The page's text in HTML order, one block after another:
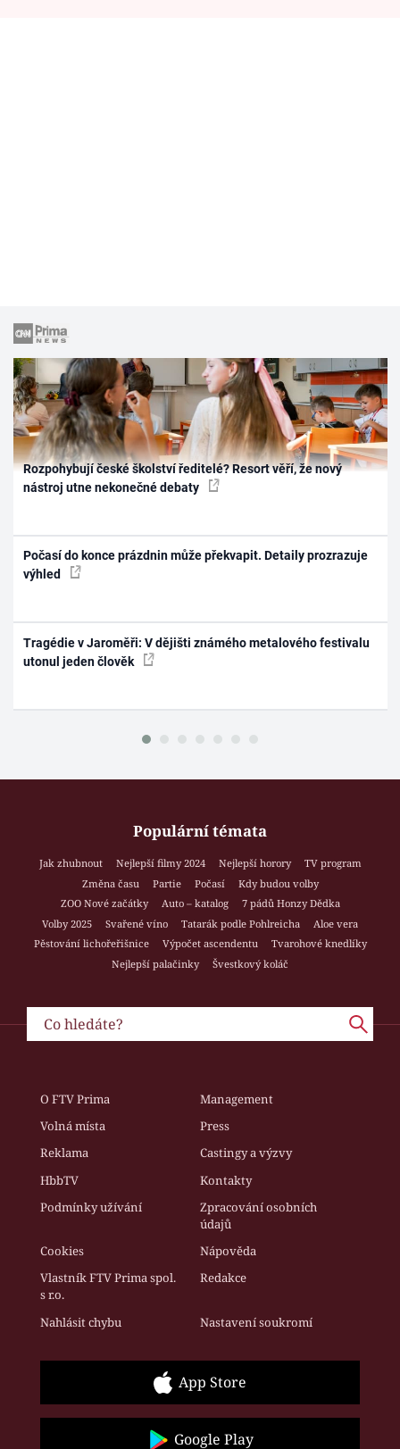
Rozpohybují české školství ředitelé? Resort věří, že nový
nástroj utne nekonečné debaty
Počasí do konce prázdnin může překvapit. Detaily prozrazuje
výhled
Tragédie v Jaroměři: V dějišti známého metalového festivalu
utonul jeden člověk
Populární témata
Jak zhubnout Nejlepší filmy 2024 Nejlepší horory
TV program
Změna času
Partie Počasí
Kdy budou volby
ZOO Nové začátky
Auto – katalog
7 pádů Honzy Dědka
Volby 2025
Svařené víno Tatarák podle Pohlreicha
Aloe vera
Pěstování lichořeřišnice
Výpočet ascendentu
Tvarohové knedlíky
Nejlepší palačinky
Švestkový koláč
O FTV Prima
Management
Volná místa
Press
Reklama
Castingy a výzvy
HbbTV
Kontakty
Podmínky užívání
Zpracování osobních
údajů
Cookies
Nápověda
Vlastník FTV Prima spol.
s r.o.
Redakce
Nahlásit chybu Nastavení soukromí
App Store
Google Play